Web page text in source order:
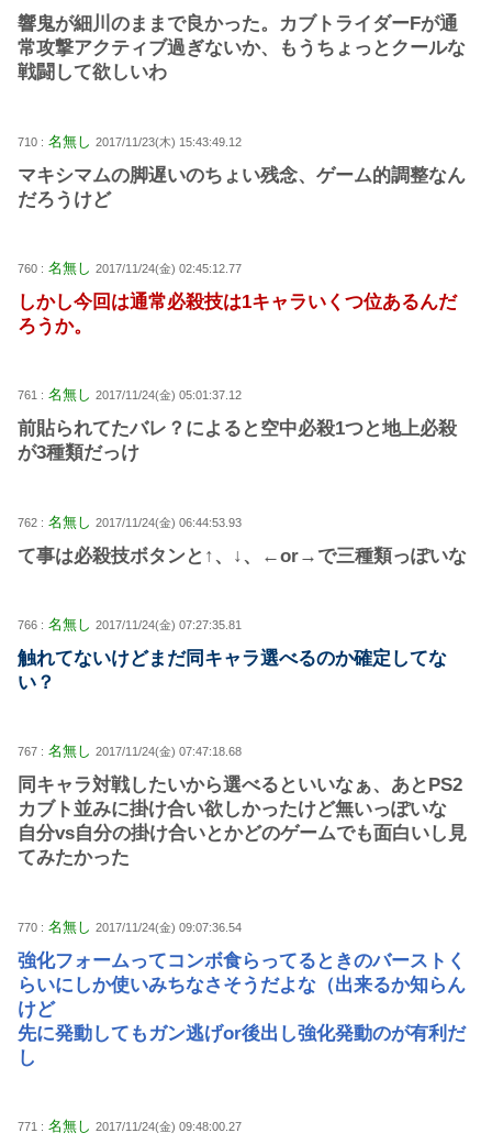
響鬼が細川のままで良かった。カブトライダーFが通
常攻撃アクティブ過ぎないか、もうちょっとクールな
戦闘して欲しいわ
710 : 名無し 2017/11/23(木) 15:43:49.12
マキシマムの脚遅いのちょい残念、ゲーム的調整なん
だろうけど
760 : 名無し 2017/11/24(金) 02:45:12.77
しかし今回は通常必殺技は1キャラいくつ位あるんだ
ろうか。
761 : 名無し 2017/11/24(金) 05:01:37.12
前貼られてたバレ？によると空中必殺1つと地上必殺
が3種類だっけ
762 : 名無し 2017/11/24(金) 06:44:53.93
て事は必殺技ボタンと↑、↓、←or→で三種類っぽいな
766 : 名無し 2017/11/24(金) 07:27:35.81
触れてないけどまだ同キャラ選べるのか確定してな
い？
767 : 名無し 2017/11/24(金) 07:47:18.68
同キャラ対戦したいから選べるといいなぁ、あとPS2
カブト並みに掛け合い欲しかったけど無いっぽいな
自分vs自分の掛け合いとかどのゲームでも面白いし見
てみたかった
770 : 名無し 2017/11/24(金) 09:07:36.54
強化フォームってコンボ食らってるときのバーストく
らいにしか使いみちなさそうだよな（出来るか知らん
けど
先に発動してもガン逃げor後出し強化発動のが有利だ
し
771 : 名無し 2017/11/24(金) 09:48:00.27